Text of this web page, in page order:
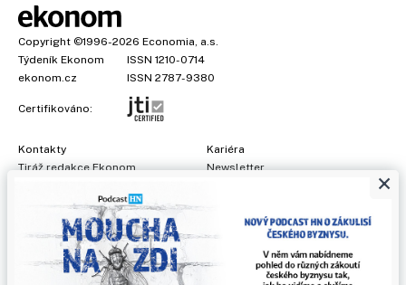
Copyright ©1996-2026 Economia, a.s.
Týdeník Ekonom
ISSN 1210-0714
ekonom.cz
ISSN 2787-9380
Certifikováno:
Kontakty
Tiráž redakce Ekonom
Kariéra
Newsletter
Prohlášení o cookies
Nastavení soukromí
Ochrana osobních údajů
, obchodní garant:Adéla Formáčková,+420 739 500 832
×